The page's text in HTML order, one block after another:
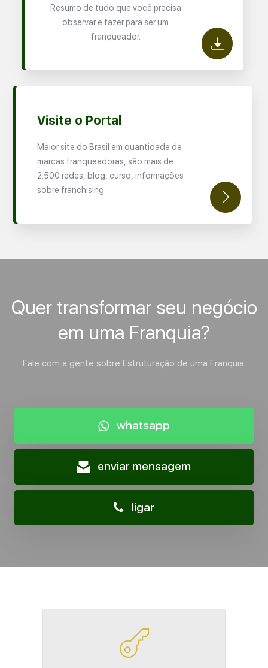
Resumo de tudo que você precisa
observar e fazer para ser um
franqueador.
Visite o Portal
Maior site do Brasil em quantidade de
marcas franqueadoras, são mais de
2.500 redes, blog, curso, informações
sobre franchising.
Quer transformar seu negócio
em uma Franquia?
Fale com a gente sobre Estruturação de uma Franquia.
whatsapp
enviar mensagem
ligar